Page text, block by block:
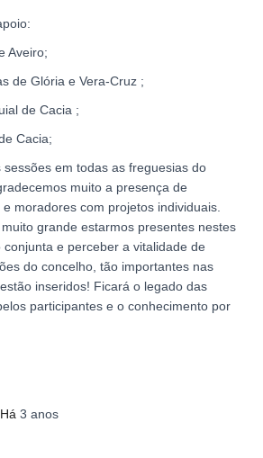
Aveiro;
de Glória e Vera-Cruz ;
de Cacia ;
Cacia;
sessões em todas as freguesias do
muito a presença de
moradores com projetos individuais.
grande estarmos presentes nestes
e perceber a vitalidade de
do concelho, tão importantes nas
inseridos! Ficará o legado das
participantes e o conhecimento por
, Há 3 anos